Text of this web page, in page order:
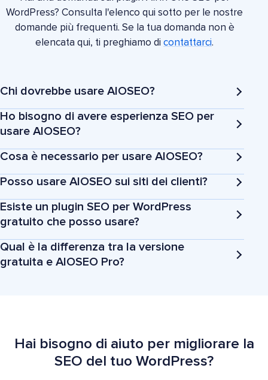
WordPress? Consulta l'elenco qui sotto per le nostre
domande più frequenti. Se la tua domanda non è
elencata qui, ti preghiamo di contattarci.
Chi dovrebbe usare AIOSEO?
Proprietari di attività commerciali
Blogger
Ho bisogno di avere esperienza SEO per
usare AIOSEO?
Cosa è necessario per usare AIOSEO?
Posso usare AIOSEO sui siti dei clienti?
Esiste un plugin SEO per WordPress
gratuito che posso usare?
Qual è la differenza tra la versione
gratuita e AIOSEO Pro?
Hai bisogno di aiuto per migliorare la
SEO del tuo WordPress?